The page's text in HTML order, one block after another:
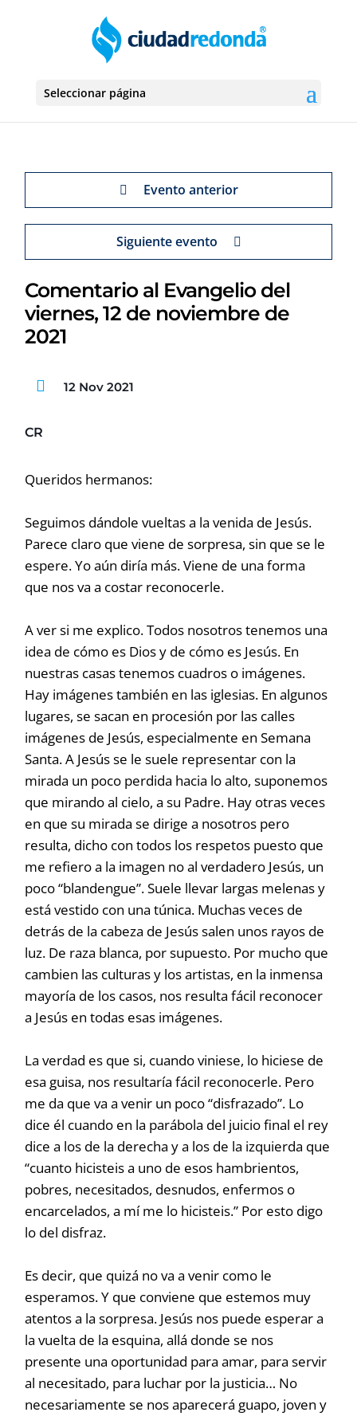
Seleccionar página
Evento anterior
Siguiente evento
Comentario al Evangelio del
viernes, 12 de noviembre de
2021
12 Nov 2021
CR
Queridos hermanos:
Seguimos dándole vueltas a la venida de Jesús.
Parece claro que viene de sorpresa, sin que se le
espere. Yo aún diría más. Viene de una forma
que nos va a costar reconocerle.
A ver si me explico. Todos nosotros tenemos una
idea de cómo es Dios y de cómo es Jesús. En
nuestras casas tenemos cuadros o imágenes.
Hay imágenes también en las iglesias. En algunos
lugares, se sacan en procesión por las calles
imágenes de Jesús, especialmente en Semana
Santa. A Jesús se le suele representar con la
mirada un poco perdida hacia lo alto, suponemos
que mirando al cielo, a su Padre. Hay otras veces
en que su mirada se dirige a nosotros pero
resulta, dicho con todos los respetos puesto que
me refiero a la imagen no al verdadero Jesús, un
poco “blandengue”. Suele llevar largas melenas y
está vestido con una túnica. Muchas veces de
detrás de la cabeza de Jesús salen unos rayos de
luz. De raza blanca, por supuesto. Por mucho que
cambien las culturas y los artistas, en la inmensa
mayoría de los casos, nos resulta fácil reconocer
a Jesús en todas esas imágenes.
La verdad es que si, cuando viniese, lo hiciese de
esa guisa, nos resultaría fácil reconocerle. Pero
me da que va a venir un poco “disfrazado”. Lo
dice él cuando en la parábola del juicio final el rey
dice a los de la derecha y a los de la izquierda que
“cuanto hicisteis a uno de esos hambrientos,
pobres, necesitados, desnudos, enfermos o
encarcelados, a mí me lo hicisteis.” Por esto digo
lo del disfraz.
Es decir, que quizá no va a venir como le
esperamos. Y que conviene que estemos muy
atentos a la sorpresa. Jesús nos puede esperar a
la vuelta de la esquina, allá donde se nos
presente una oportunidad para amar, para servir
al necesitado, para luchar por la justicia… No
necesariamente se nos aparecerá guapo, joven y